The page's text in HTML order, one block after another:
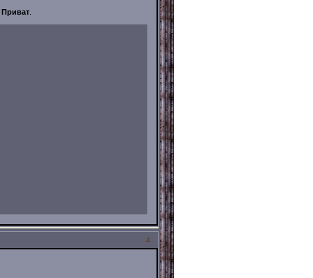
Приват.
4